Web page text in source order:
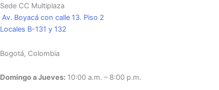
Sede CC Multiplaza
Av. Boyacá con calle 13. Piso 2
Locales B-131 y 132
Bogotá, Colombia
Domingo a Jueves: 10:00 a.m. – 8:00 p.m.